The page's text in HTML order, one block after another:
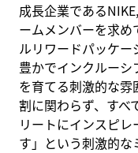
成長企業である
ームメンバーを求
ルリワードパッケ
豊かでインクルー
を育てる刺激的な
割に関わらず、す
リートにインスピ
す」という刺激的な